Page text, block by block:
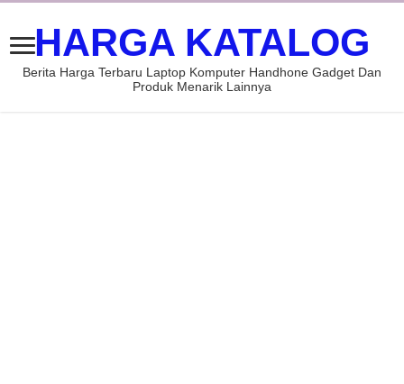
HARGA KATALOG
Berita Harga Terbaru Laptop Komputer Handhone Gadget Dan
Produk Menarik Lainnya